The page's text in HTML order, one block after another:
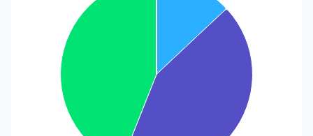
Pie chart with 5 slices.